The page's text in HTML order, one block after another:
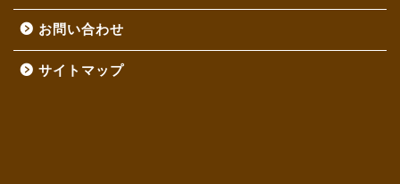
お問い合わせ
サイトマップ